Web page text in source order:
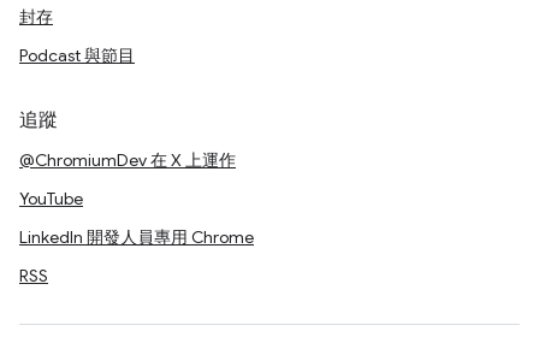
封存
Podcast 與節目
追蹤
@ChromiumDev 在 X 上運作
YouTube
LinkedIn 開發人員專用 Chrome
RSS